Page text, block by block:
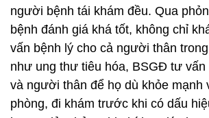
người bệnh tái khám đều. Qua
bệnh đánh giá khá tốt, không chỉ
vấn bệnh lý cho cả người thân
như ung thư tiêu hóa, BSGĐ tư
và người thân để họ dù khỏe mạnh
phòng, đi khám trước khi có dấu